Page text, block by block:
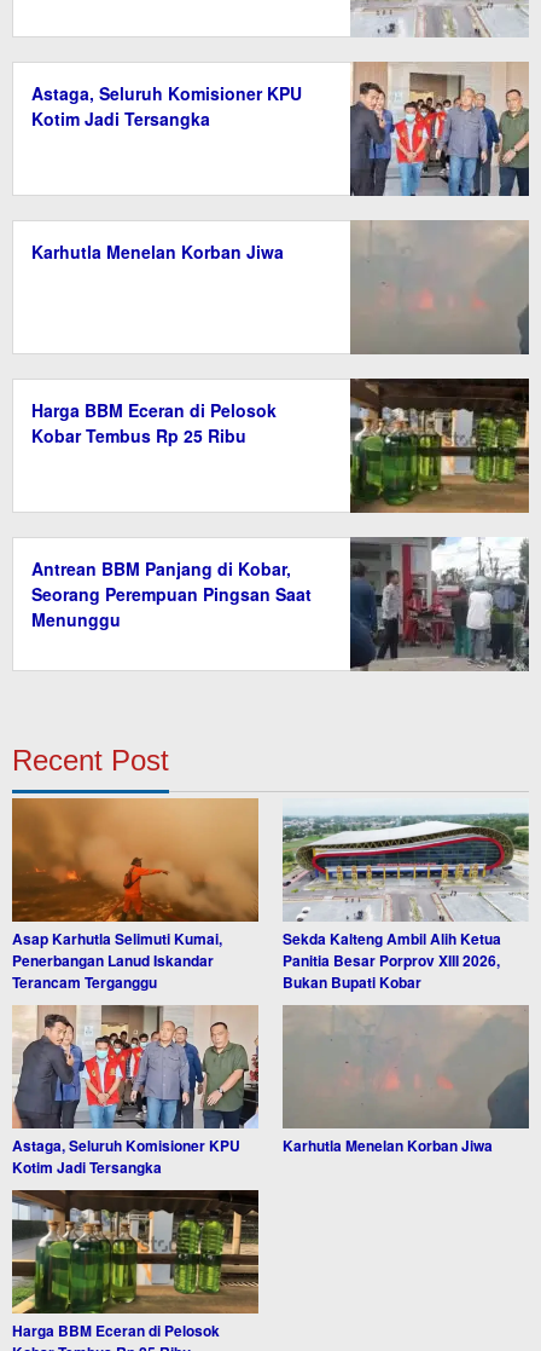
Astaga, Seluruh Komisioner KPU
Kotim Jadi Tersangka
Karhutla Menelan Korban Jiwa
Harga BBM Eceran di Pelosok
Kobar Tembus Rp 25 Ribu
Antrean BBM Panjang di Kobar,
Seorang Perempuan Pingsan Saat
Menunggu
Recent Post
Asap Karhutla Selimuti Kumai,
Penerbangan Lanud Iskandar
Terancam Terganggu
Sekda Kalteng Ambil Alih Ketua
Panitia Besar Porprov XIII 2026,
Bukan Bupati Kobar
Astaga, Seluruh Komisioner KPU
Kotim Jadi Tersangka
Karhutla Menelan Korban Jiwa
Harga BBM Eceran di Pelosok